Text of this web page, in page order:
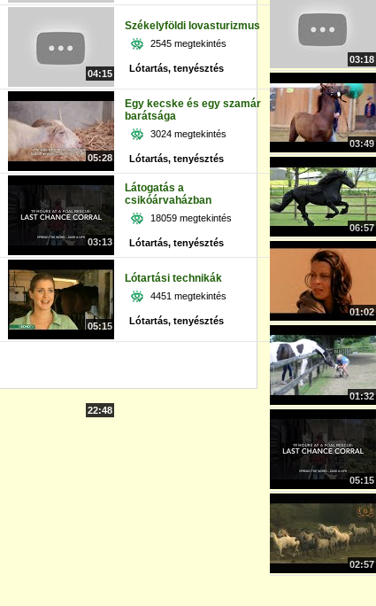
04:15
05:28
Székelyföldi lovasturizmus
2545 megtekintés
Lótartás, tenyésztés
03:13
Egy kecske és egy szamár
barátsága
3024 megtekintés
Lótartás, tenyésztés
05:15
Látogatás a
csikóárvaházban
18059 megtekintés
Lótartás, tenyésztés
22:48
Lótartási technikák
4451 megtekintés
Lótartás, tenyésztés
03:18
03:49
06:57
01:02
01:32
05:15
02:57